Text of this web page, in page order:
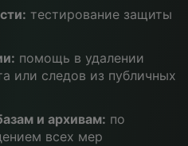
тестирование защиты
помощь в удалении
или следов из публичных
и архивам: по
всех мер